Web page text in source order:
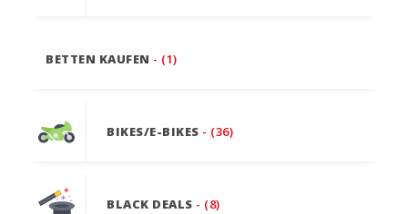
BETTEN KAUFEN - (1)
BIKES/E-BIKES - (36)
BLACK DEALS - (8)